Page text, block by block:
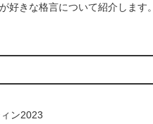
好きな格言について紹介します。
ン2023